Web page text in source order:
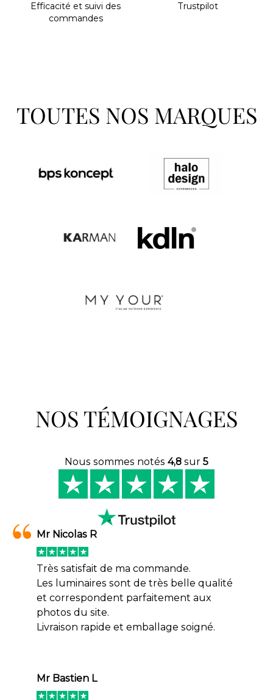
Efﬁcacité et suivi des
commandes
Trustpilot
TOUTES NOS MARQUES
NOS TÉMOIGNAGES
Nous sommes notés 4,8 sur 5
Mr Nicolas R
Très satisfait de ma commande.
Les luminaires sont de très belle qualité
et correspondent parfaitement aux
photos du site.
Livraison rapide et emballage soigné.
Mr Bastien L